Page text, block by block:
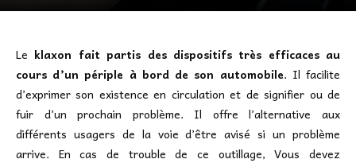
Le klaxon fait partis des dispositifs très efficaces au
cours d’un périple à bord de son automobile. Il facilite
d’exprimer son existence en circulation et de signifier ou de
fuir d’un prochain problème. Il offre l’alternative aux
différents usagers de la voie d’être avisé si un problème
arrive. En cas de trouble de ce outillage, Vous devez